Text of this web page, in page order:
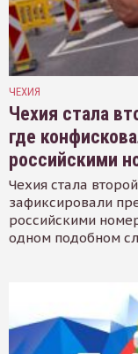
ЧЕХИЯ
Чехия стала
где
российскими
Чехия стала
зафиксировали
российскими
одном подобном